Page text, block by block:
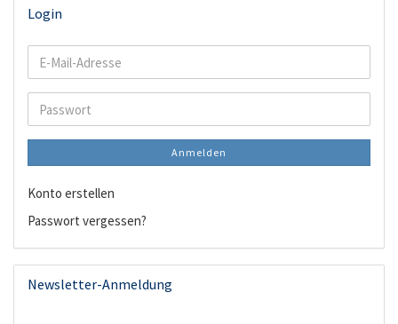
Login
E-
Mail-
Passwort
Anmelden
Konto erstellen
Passwort vergessen?
Newsletter-Anmeldung